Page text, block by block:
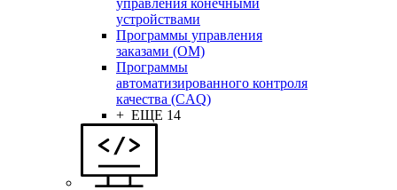
устройствами
Программы управления
заказами (OM)
Программы
автоматизированного контроля
качества (CAQ)
+ ЕЩЕ 14